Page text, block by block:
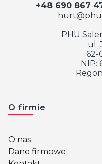
+48 690 867
PHU
ul.
62-
NIP:
Linki w stopce
O firmie
O nas
Dane firmowe